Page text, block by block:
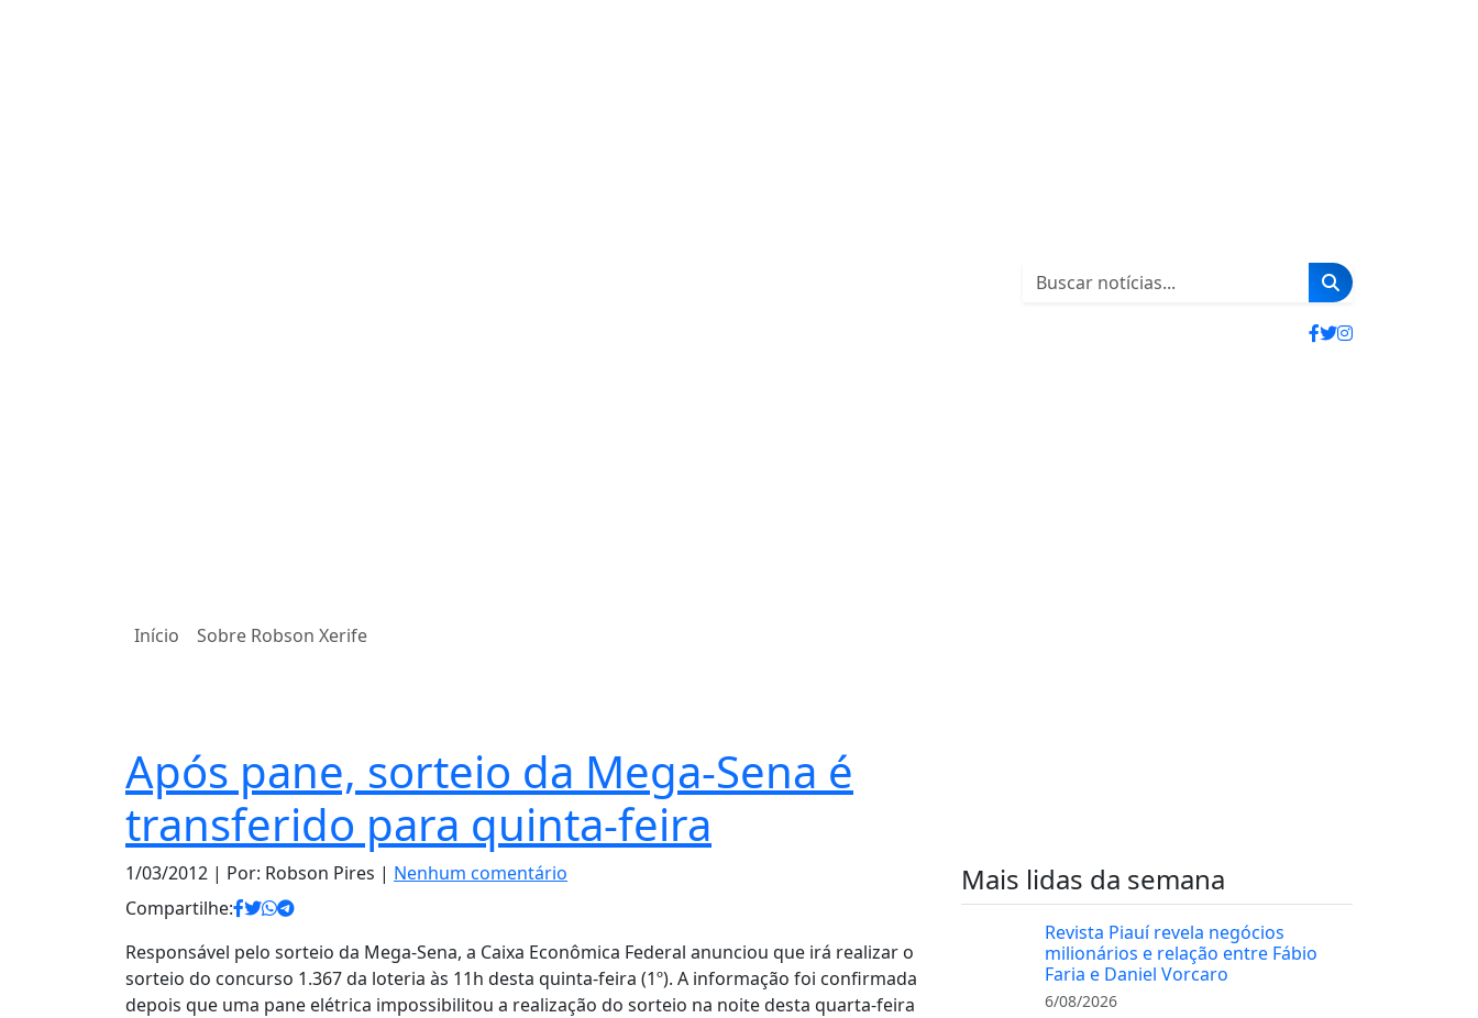
Início Sobre Robson Xerife
Após pane, sorteio da Mega-Sena é
transferido para quinta-feira
1/03/2012 | Por: Robson Pires | Nenhum comentário
Compartilhe:
Responsável pelo sorteio da Mega-Sena, a Caixa Econômica Federal anunciou que irá realizar o
sorteio do concurso 1.367 da loteria às 11h desta quinta-feira (1º). A informação foi confirmada
depois que uma pane elétrica impossibilitou a realização do sorteio na noite desta quarta-feira
Mais lidas da semana
Revista Piauí revela negócios
milionários e relação entre Fábio
Faria e Daniel Vorcaro
6/08/2026